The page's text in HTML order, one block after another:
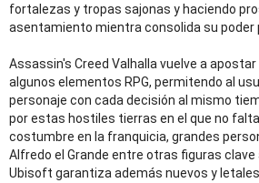
fortalezas y tropas sajonas y haciendo
asentamiento mientra consolida su poder
Assassin's Creed Valhalla vuelve a
algunos elementos RPG, permitendo al
personaje con cada decisión al mismo
por estas hostiles tierras en el que no
costumbre en la franquicia, grandes
Alfredo el Grande entre otras figuras clave
Ubisoft garantiza además nuevos y